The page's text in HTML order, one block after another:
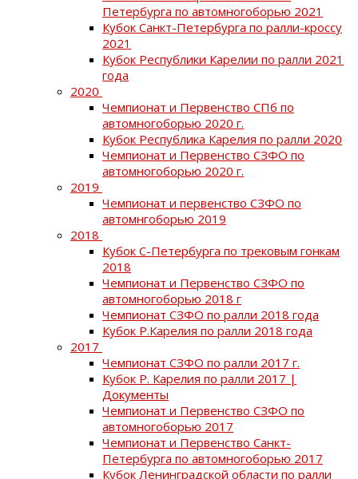
Петербурга по автомногоборью 2021
Кубок Санкт-Петербурга по ралли-кроссу
2021
Кубок Республики Карелии по ралли 2021
года
2020
Чемпионат и Первенство СПб по
автомногоборью 2020 г.
Кубок Республика Карелия по ралли 2020
Чемпионат и Первенство СЗФО по
автомногоборью 2020 г.
2019
Чемпионат и первенство СЗФО по
автомнгоборью 2019
2018
Кубок С-Петербурга по трековым гонкам
2018
Чемпионат и Первенство СЗФО по
автомногоборью 2018 г
Чемпионат СЗФО по ралли 2018 года
Кубок Р.Карелия по ралли 2018 года
2017
Чемпионат СЗФО по ралли 2017 г.
Кубок Р. Карелия по ралли 2017 |
Документы
Чемпионат и Первенство СЗФО по
автомногоборью 2017
Чемпионат и Первенство Санкт-
Петербурга по автомногоборью 2017
Кубок Ленинградской области по ралли